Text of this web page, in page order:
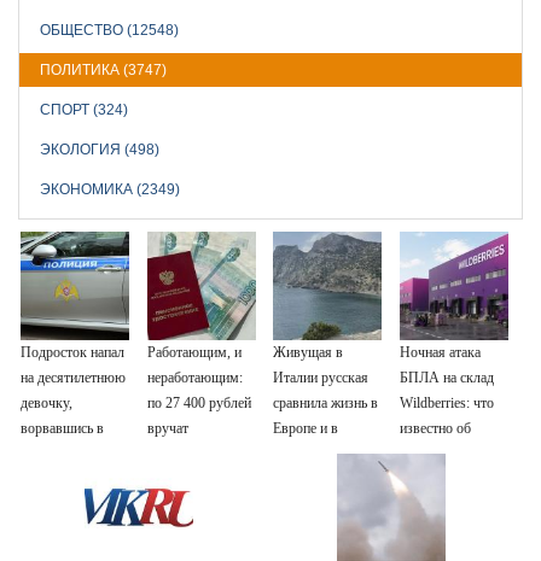
ОБЩЕСТВО (12548)
ПОЛИТИКА (3747)
СПОРТ (324)
ЭКОЛОГИЯ (498)
ЭКОНОМИКА (2349)
Подросток напал
на десятилетнюю
девочку,
ворвавшись в
Работающим, и
неработающим:
по 27 400 рублей
вручат
PrimaMedia.ru
Живущая в
Италии русская
сравнила жизнь в
Европе и в
Ночная атака
БПЛА на склад
Wildberries: что
известно об
очередном ударе
по логистическим
центрам
07/08/2026 –